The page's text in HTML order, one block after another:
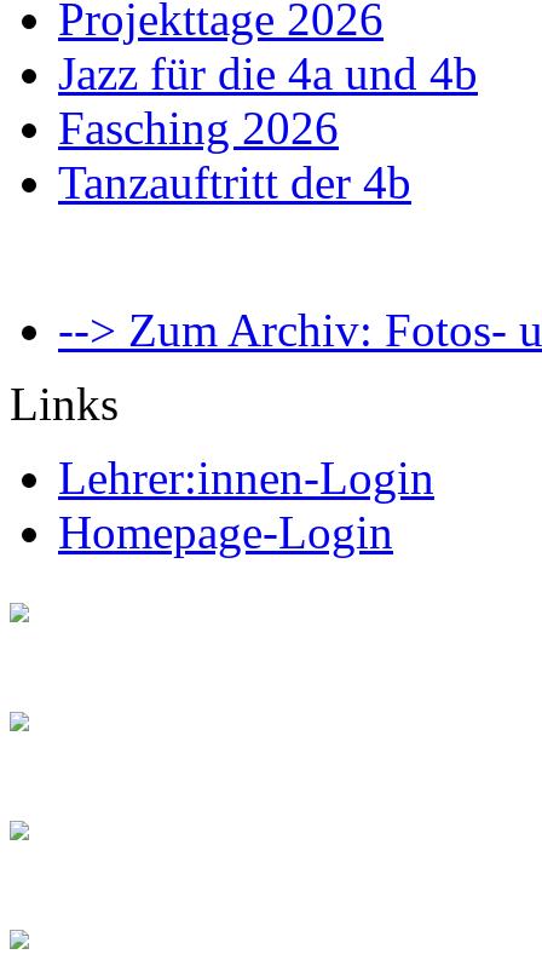
Projekttage 2026
Jazz für die 4a und 4b
Fasching 2026
Tanzauftritt der 4b
--> Zum Archiv: Fotos-
Links
Lehrer:innen-Login
Homepage-Login